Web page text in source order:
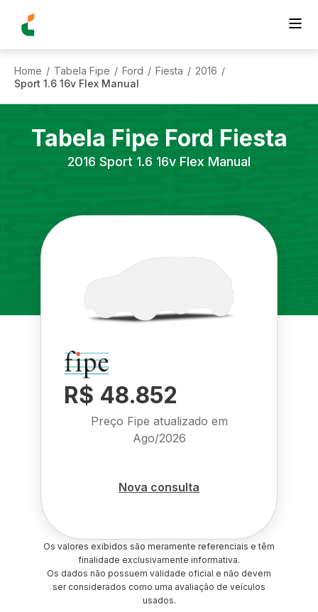
Home / Tabela Fipe / Ford / Fiesta / 2016 /
Sport 1.6 16v Flex Manual
Tabela Fipe Ford Fiesta
2016 Sport 1.6 16v Flex Manual
R$ 48.852
Preço Fipe atualizado em
Ago/2026
Nova consulta
Os valores exibidos são meramente referenciais e têm
finalidade exclusivamente informativa.
Os dados não possuem validade oficial e não devem
ser considerados como uma avaliação de veículos
usados.